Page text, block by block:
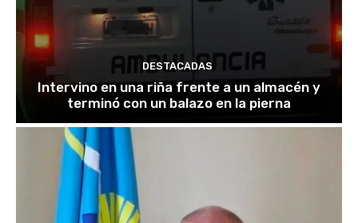
DESTACADAS
Intervino en una riña frente a un almacén y
terminó con un balazo en la pierna